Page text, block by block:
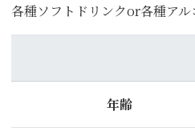
各種ソフトドリンクor各種アル
年齢